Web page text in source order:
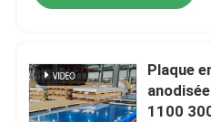
Maison
Plaque
1100